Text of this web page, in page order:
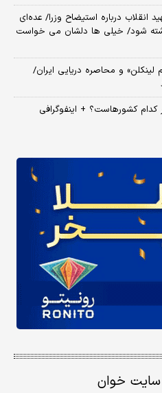
انقلاب درباره استیضاح وزرا/ عده‌ای
شود/ خیلی ها دلشان می خواست
لینکلن» و محاصره دریایی ایران/
کشورهاست؟ + اینفوگرافی
سایت خوان